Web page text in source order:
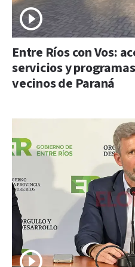
Entre Ríos con Vos:
servicios y
vecinos de Paraná